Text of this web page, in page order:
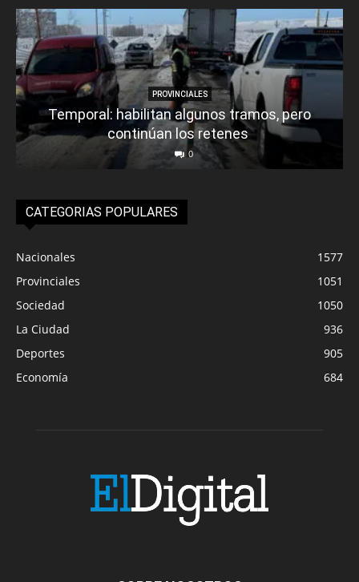
PROVINCIALES
Temporal: habilitan algunos tramos, pero
continúan los retenes
0
CATEGORIAS POPULARES
Nacionales
1577
Provinciales
1051
Sociedad
1050
La Ciudad
936
Deportes
905
Economía
684